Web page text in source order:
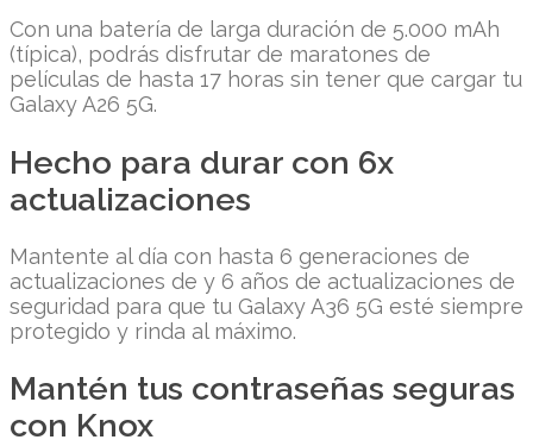
Con una batería de larga duración de 5.000 mAh
(típica), podrás disfrutar de maratones de
películas de hasta 17 horas sin tener que cargar tu
Galaxy A26 5G.
Hecho para durar con 6x
actualizaciones
Mantente al día con hasta 6 generaciones de
actualizaciones de y 6 años de actualizaciones de
seguridad para que tu Galaxy A36 5G esté siempre
protegido y rinda al máximo.
Mantén tus contraseñas seguras
con Knox